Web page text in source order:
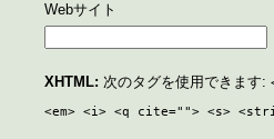
Webサイト
XHTML: 次のタグを使用できます:
<em> <i> <q cite=""> <s>